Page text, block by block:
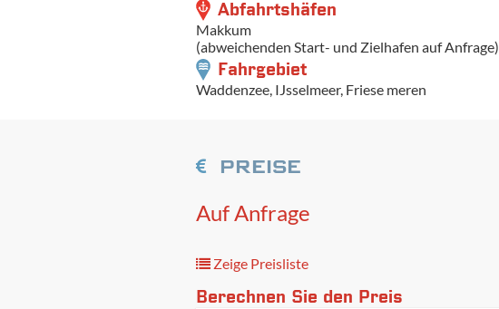
Abfahrtshäfen
Makkum
(abweichenden Start- und Zielhafen auf Anfrage)
Fahrgebiet
Waddenzee, IJsselmeer, Friese meren
PREISE
Auf Anfrage
Zeige Preisliste
Berechnen Sie den Preis